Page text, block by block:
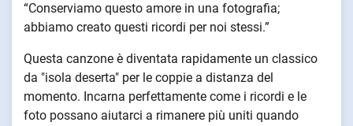
“Conserviamo questo amore in una fotografia;
abbiamo creato questi ricordi per noi stessi.”
Questa canzone è diventata rapidamente un classico
da "isola deserta" per le coppie a distanza del
momento. Incarna perfettamente come i ricordi e le
foto possano aiutarci a rimanere più uniti quando